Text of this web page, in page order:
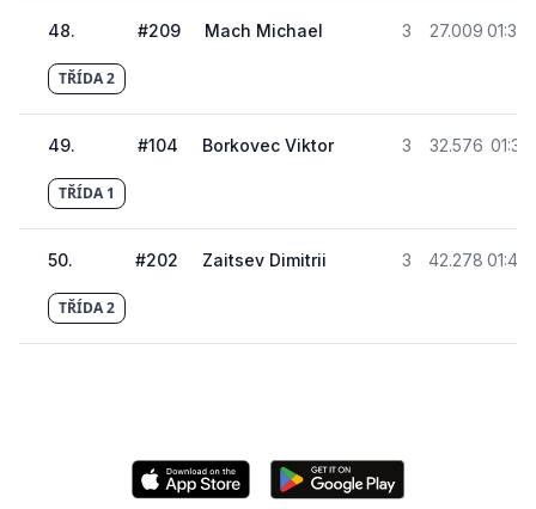
48. #209 Mach Michael 3 27.009
TŘÍDA 2
49. #104 Borkovec Viktor 3 32.576
TŘÍDA 1
50. #202 Zaitsev Dimitrii 3 42.278
TŘÍDA 2